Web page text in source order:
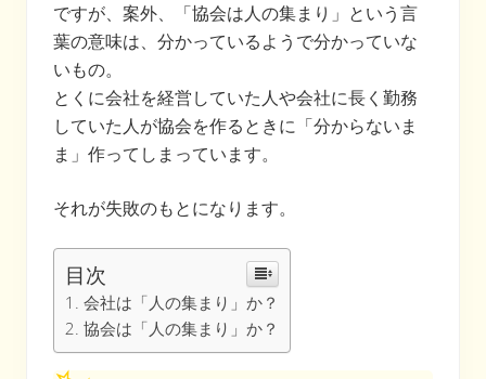
ですが、案外、「協会は人の集まり」という言
葉の意味は、分かっているようで分かっていな
いもの。
とくに会社を経営していた人や会社に長く勤務
していた人が協会を作るときに「分からないま
ま」作ってしまっています。
それが失敗のもとになります。
目次
会社は「人の集まり」か？
協会は「人の集まり」か？